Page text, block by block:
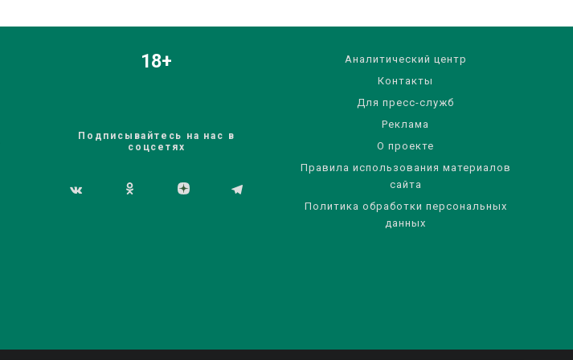
18+
Подписывайтесь на нас в
соцсетях
Аналитический центр
Контакты
Для пресс-служб
Реклама
О проекте
Правила использования материалов
сайта
Политика обработки персональных
данных